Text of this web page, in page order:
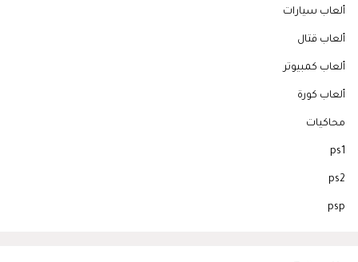
ألعاب سيارات
ألعاب قتال
ألعاب كمبيوتر
ألعاب كورة
محاكيات
ps1
ps2
psp